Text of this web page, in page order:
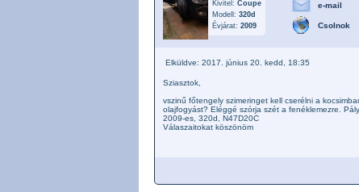
Kivitel: Coupe
Modell: 320d
Évjárat: 2009
e-mail
Csolnok
Elküldve: 2017. június 20. kedd, 18:35
Sziasztok,
vszinű főtengely szimeringet kell cserélni a
olajfogyást? Eléggé szórja szét a fenéklemezre.
2009-es, 320d, N47D20C
Válaszaitokat köszönöm